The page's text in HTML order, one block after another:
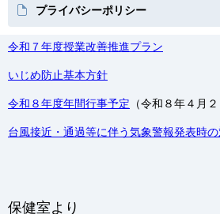
令和７年度授業改善推進プラン
いじめ防止基本方針
令和８年度年間行事予定 （令和８年４月２
台風接近・通過等に伴う気象警報発表時
保健室より
プライバシーポリシー